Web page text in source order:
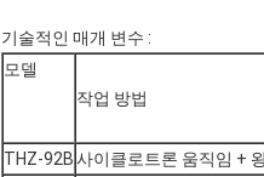
기술적인 매개 변수 :
모델
작업 방법
THZ-92B사이클로트론 움직임 +